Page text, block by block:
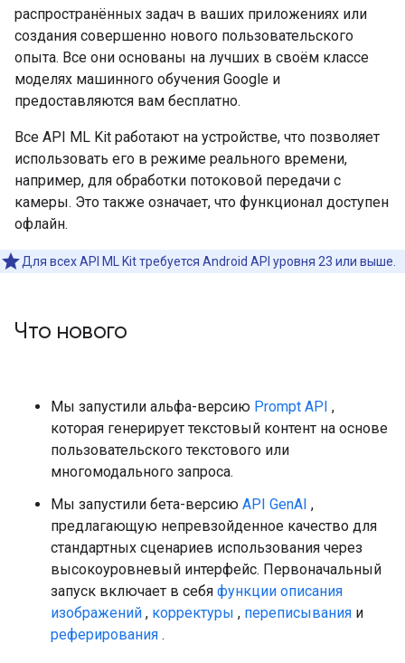
распространённых задач в ваших приложениях или
создания совершенно нового пользовательского
опыта. Все они основаны на лучших в своём классе
моделях машинного обучения Google и
предоставляются вам бесплатно.
Все API ML Kit работают на устройстве, что позволяет
использовать его в режиме реального времени,
например, для обработки потоковой передачи с
камеры. Это также означает, что функционал доступен
офлайн.
Для всех API ML Kit требуется Android API уровня 23 или выше.
Что нового
Мы запустили альфа-версию Prompt API ,
которая генерирует текстовый контент на основе
пользовательского текстового или
многомодального запроса.
Мы запустили бета-версию API GenAI ,
предлагающую непревзойденное качество для
стандартных сценариев использования через
высокоуровневый интерфейс. Первоначальный
запуск включает в себя функции описания
изображений , корректуры , переписывания и
реферирования .